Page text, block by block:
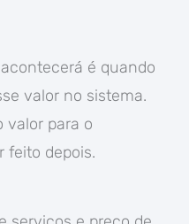
é quando
valor no sistema.
valor para o
feito depois.